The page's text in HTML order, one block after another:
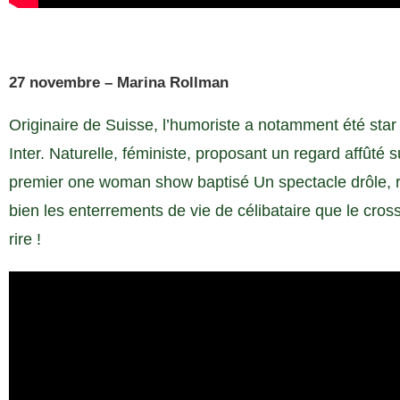
27 novembre – Marina Rollman
Originaire de Suisse, l’humoriste a notamment été
Inter. Naturelle, féministe, proposant un regard affûté
premier one woman show baptisé Un spectacle drôle,
bien les enterrements de vie de célibataire que le
rire !